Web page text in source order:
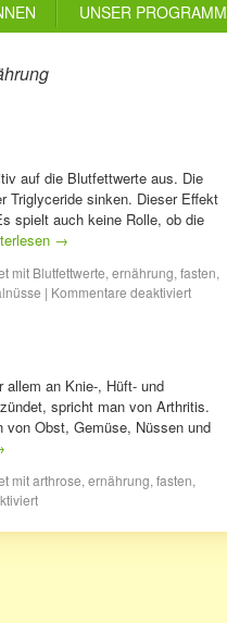
UNSER PROGRAMM
auf die Blutfettwerte aus. Die
Triglyceride sinken. Dieser Effekt
spielt auch keine Rolle, ob die
→
mit Blutfettwerte, ernährung, fasten,
| Kommentare deaktiviert
allem an Knie-, Hüft- und
spricht man von Arthritis.
Obst, Gemüse, Nüssen und
mitarthrose, ernährung, fasten,